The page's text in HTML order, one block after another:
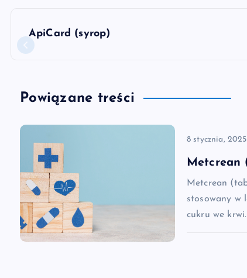
N
a
w
a
c
ApiCard (syrop)
Powiązane treści
8 stycznia, 2025
Metcrean
Metcrean
stosowany w
cukru we